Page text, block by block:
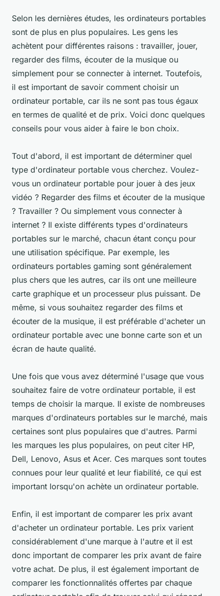
Selon les dernières études, les ordinateurs portables
sont de plus en plus populaires. Les gens les
achètent pour différentes raisons : travailler, jouer,
regarder des films, écouter de la musique ou
simplement pour se connecter à internet. Toutefois,
il est important de savoir comment choisir un
ordinateur portable, car ils ne sont pas tous égaux
en termes de qualité et de prix. Voici donc quelques
conseils pour vous aider à faire le bon choix.
Tout d'abord, il est important de déterminer quel
type d'ordinateur portable vous cherchez. Voulez-
vous un ordinateur portable pour jouer à des jeux
vidéo ? Regarder des films et écouter de la musique
? Travailler ? Ou simplement vous connecter à
internet ? Il existe différents types d'ordinateurs
portables sur le marché, chacun étant conçu pour
une utilisation spécifique. Par exemple, les
ordinateurs portables gaming sont généralement
plus chers que les autres, car ils ont une meilleure
carte graphique et un processeur plus puissant. De
même, si vous souhaitez regarder des films et
écouter de la musique, il est préférable d'acheter un
ordinateur portable avec une bonne carte son et un
écran de haute qualité.
Une fois que vous avez déterminé l'usage que vous
souhaitez faire de votre ordinateur portable, il est
temps de choisir la marque. Il existe de nombreuses
marques d'ordinateurs portables sur le marché, mais
certaines sont plus populaires que d'autres. Parmi
les marques les plus populaires, on peut citer HP,
Dell, Lenovo, Asus et Acer. Ces marques sont toutes
connues pour leur qualité et leur fiabilité, ce qui est
important lorsqu'on achète un ordinateur portable.
Enfin, il est important de comparer les prix avant
d'acheter un ordinateur portable. Les prix varient
considérablement d'une marque à l'autre et il est
donc important de comparer les prix avant de faire
votre achat. De plus, il est également important de
comparer les fonctionnalités offertes par chaque